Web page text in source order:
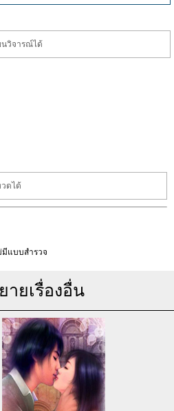
นวิจารณ์ได้
ดได้
มีแบบสำรวจ
ายเรื่องอื่น